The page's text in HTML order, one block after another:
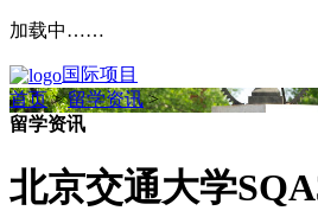
加载中……
国际项目
首页>留学资讯>
留学资讯
北京交通大学